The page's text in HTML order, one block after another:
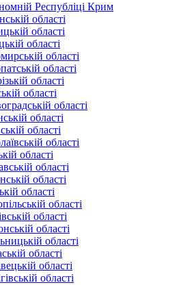
Республіці Крим
області
області
області
області
області
області
області
області
області
області
області
області
області
області
області
області
області
області
області
області
області
області